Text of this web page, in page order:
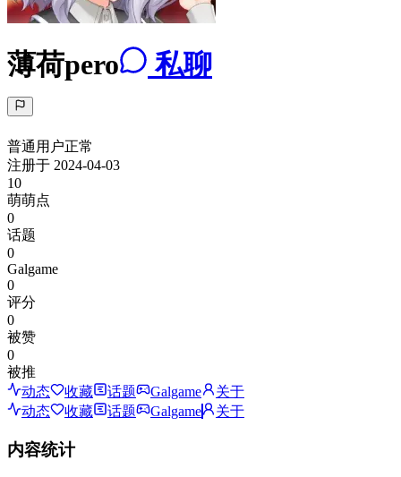
薄荷pero 私聊
普通用户正常
注册于 2024-04-03
10
萌萌点
0
话题
0
Galgame
0
评分
0
被赞
0
被推
动态
收藏 话题 Galgame
关于
动态
收藏 话题 Galgame 关于
内容统计